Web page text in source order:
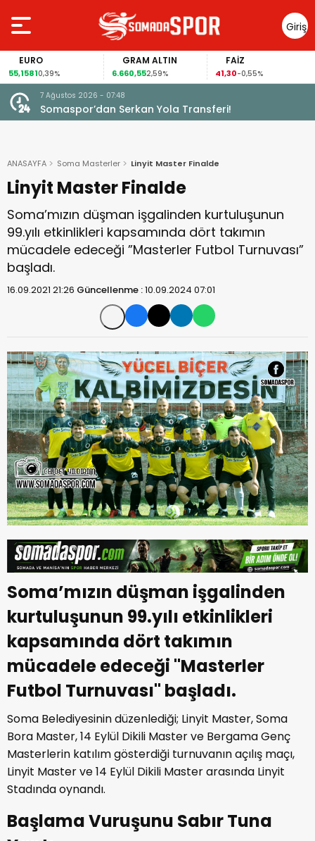
Giriş
Yap
6.660,55
FAİZ
41,30-0,55% 97,57
7 Ağustos 2026 - 07:48
Somaspor’dan Serkan Yola Transferi!
ANASAYFA Soma Masterler Linyit Master Finalde
Linyit Master Finalde
Soma’mızın düşman işgalinden kurtuluşunun
99.yılı etkinlikleri kapsamında dört takımın
mücadele edeceği ”Masterler Futbol Turnuvası”
başladı.
16.09.2021 21:26 Güncellenme :10.09.2024 07:01
Soma’mızın düşman işgalinden
kurtuluşunun 99.yılı etkinlikleri
kapsamında dört takımın
mücadele edeceği ''Masterler
Futbol Turnuvası'' başladı.
Soma Belediyesinin düzenlediği; Linyit Master, Soma
Bora Master, 14 Eylül Dikili Master ve Bergama Genç
Masterlerin katılım gösterdiği turnuvanın açılış maçı,
Linyit Master ve 14 Eylül Dikili Master arasında Linyit
Stadında oynandı.
Başlama Vuruşunu Sabır Tuna